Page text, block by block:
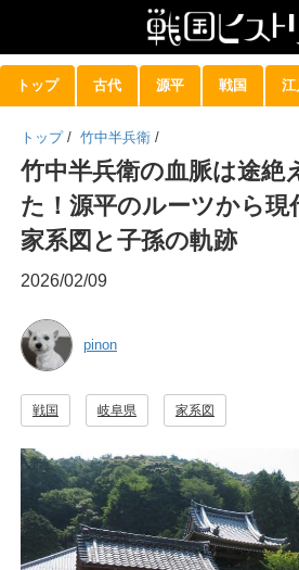
トップ 古代 源平 戦国 江
トップ / 竹中半兵衛 /
竹中半兵衛の血脈は途絶
た！源平のルーツから現
家系図と子孫の軌跡
2026/02/09
pinon
戦国 岐阜県 家系図